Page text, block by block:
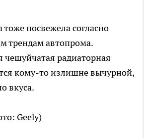
посвежела согласно
трендам автопрома.
радиаторная
кому-то излишне вычурной,
вкуса.
Geely)